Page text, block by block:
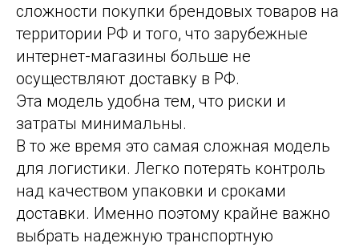
сложности покупки брендовых товаров на
территории РФ и того, что зарубежные
интернет-магазины больше не
осуществляют доставку в РФ.
Эта модель удобна тем, что риски и
затраты минимальны.
В то же время это самая сложная модель
для логистики. Легко потерять контроль
над качеством упаковки и сроками
доставки. Именно поэтому крайне важно
выбрать надежную транспортную